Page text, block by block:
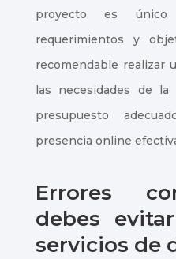
proyecto es
requerimientos y
recomendable realizar
las necesidades de
presupuesto
presencia online
Errores
debes
servicios de